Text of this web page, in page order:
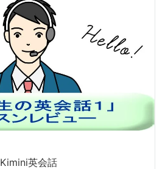
Kimini英会話